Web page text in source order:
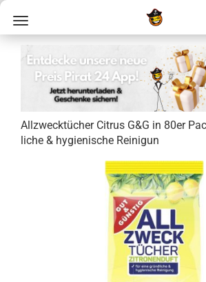
All­zweck­tü­cher Ci­trus G&G in 80er
li­che & hy­gie­ni­sche Rei­ni­gun